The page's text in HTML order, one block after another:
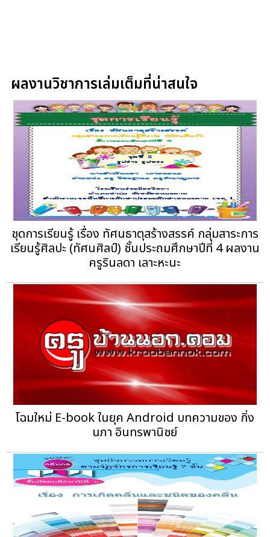
ผลงานวิชาการเล่มเต็มที่น่าสนใจ
ชุดการเรียนรู้ เรื่อง ทัศนธาตุสร้างสรรค์ กลุ่มสาระการ
เรียนรู้ศิลปะ (ทัศนศิลป์) ชั้นประถมศึกษาปีที่ 4 ผลงาน
ครูรินลดา เลาะหะนะ
โฉมใหม่ E-book ในยุค Android บทความของ กิ่ง
นภา อินทรพานิชย์